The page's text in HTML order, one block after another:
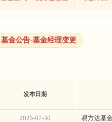
基金公告-基金经理变更
发布日期
2025-07-30 易方达基